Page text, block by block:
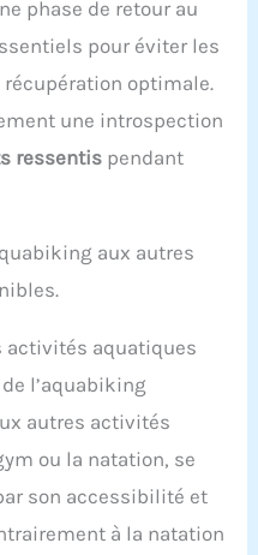
Kg, Adaptée À Une
Ou En Tandem. ☀
Portable Pour Un
】 – Conçu Avec
Pour Faciliter Le
La Section Gonflable
Tandis Que La
Dans Le Coffre D'un
En Deux Cartons Pour
Des Voyages, Du
Et Des Excursions
Outils Complexes. ☀
Et Service Client】 –
Tels Qu'une
Faciliter L'installation
D'assistance Est À
À Vos Questions
Besoin Lié Au Service
Toute Confiance Et En
phase de retour au
pour éviter les
optimale.
une introspection
ressentis pendant
aux autres
activités aquatiques
l’aquabiking
autres activités
ou la natation, se
son accessibilité et
à la natation